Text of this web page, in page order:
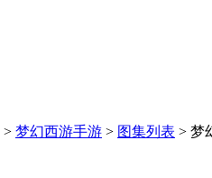
> 梦幻西游手游 > 图集列表 > 梦